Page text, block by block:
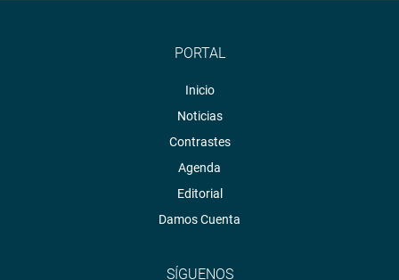
PORTAL
Inicio
Noticias
Contrastes
Agenda
Editorial
Damos Cuenta
SÍGUENOS